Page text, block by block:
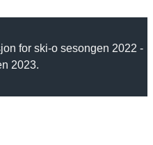
for ski-o sesongen 2022 -
2023.